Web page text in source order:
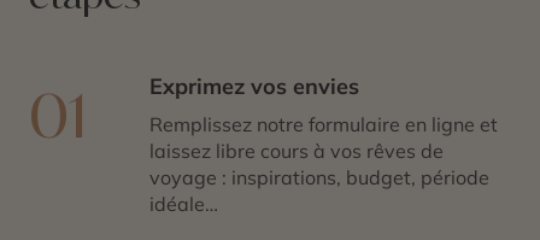
01 Exprimez vos envies
Remplissez notre formulaire en ligne et
laissez libre cours à vos rêves de
voyage : inspirations, budget, période
idéale…